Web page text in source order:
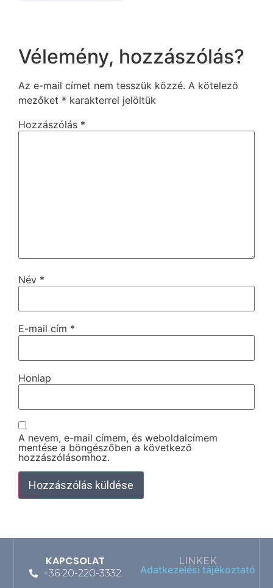
Vélemény, hozzászólás?
Az e-mail címet nem tesszük közzé. A kötelező
mezőket * karakterrel jelöltük
Hozzászólás *
Név *
E-mail cím *
Honlap
A nevem, e-mail címem, és weboldalcímem
mentése a böngészőben a következő
hozzászólásomhoz.
KAPCSOLAT
+36 20-220-3332
LINKEK
Adatkezelési tájékoztató